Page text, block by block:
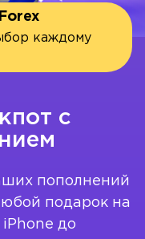
с
пополнений
подарок на
до
каждому